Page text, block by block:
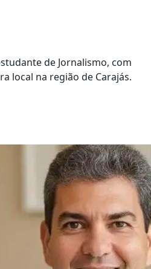
de Jornalismo, com
local na região de Carajás.